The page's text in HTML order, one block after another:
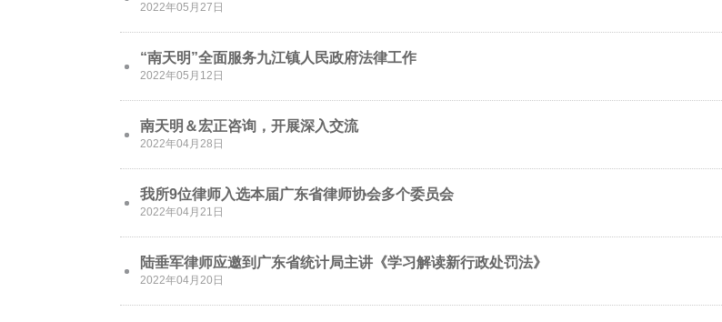
2022年05月27日
“南天明”全面服务九江镇人民政府法律工作
2022年05月12日
南天明＆宏正咨询，开展深入交流
2022年04月28日
我所9位律师入选本届广东省律师协会多个委员会
2022年04月21日
陆垂军律师应邀到广东省统计局主讲《学习解读新行政处罚法》
2022年04月20日